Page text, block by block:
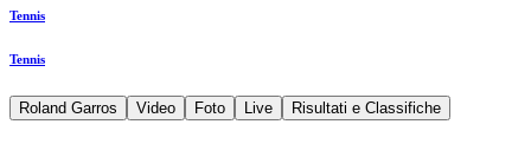
Tennis
Tennis
Roland Garros Video Foto Live Risultati e Classifiche